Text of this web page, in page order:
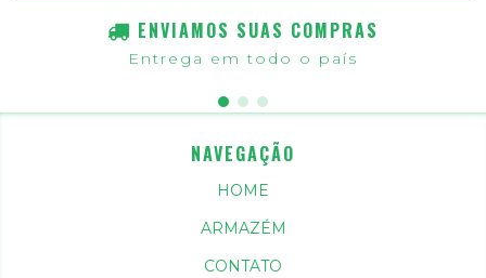
ENVIAMOS SUAS COMPRAS
Entrega em todo o país
NAVEGAÇÃO
HOME
ARMAZÉM
CONTATO